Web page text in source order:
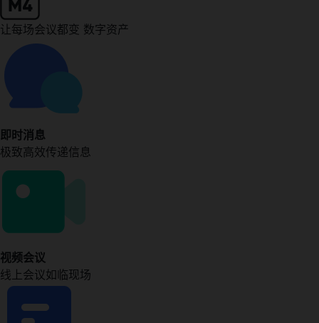
让每场会议都变 数字资产
即时消息
极致高效传递信息
视频会议
线上会议如临现场